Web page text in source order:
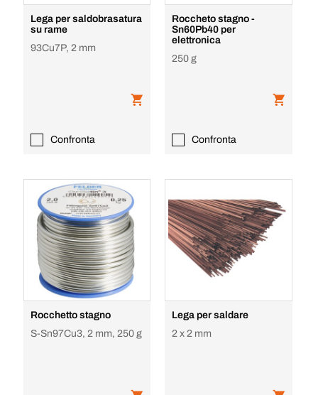
Lega per saldobrasatura
su rame
93Cu7P, 2 mm
Confronta
Roccheto stagno -
Sn60Pb40 per
elettronica
250 g
Confronta
Rocchetto stagno
S-Sn97Cu3, 2 mm, 250 g
Lega per saldare
2 x 2 mm